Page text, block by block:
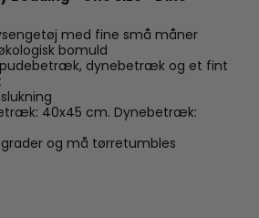
med fine små måner
bomuld
dynebetræk og et fint
40x45 cm. Dynebetræk:
og må tørretumbles